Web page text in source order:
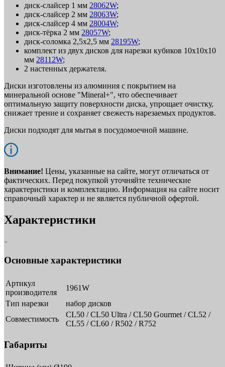
диск-слайсер 1 мм 28062W;
диск-слайсер 2 мм 28063W;
диск-слайсер 4 мм 28004W;
диск-тёрка 2 мм 28057W;
диск-соломка 2,5х2,5 мм 28195W;
комплект из двух дисков для нарезки кубиков 10х10х10
мм 28112W;
2 настенных держателя.
Диски изготовлены из алюминия с покрытием на
минеральной основе "Mineral+", что обеспечивает
оптимальную защиту поверхности диска, упрощает очистку,
снижает трение и сохраняет свежесть нарезаемых продуктов.
Диски подходят для мытья в посудомоечной машине.
Внимание! Цены, указанные на сайте, могут отличаться от
фактических. Перед покупкой уточняйте технические
характеристики и комплектацию. Информация на сайте носит
справочный характер и не является публичной офертой.
Характеристики
Основные характеристики
Артикул
производителя
1961W
Тип нарезки
набор дисков
Совместимость
CL50 / CL50 Ultra / CL50 Gourmet / CL52 /
CL55 / CL60 / R502 / R752
Габариты